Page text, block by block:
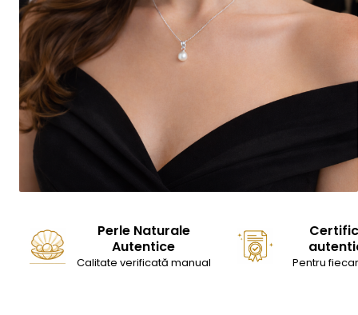
Perle Naturale
Autentice
Calitate verificată manual Pentru